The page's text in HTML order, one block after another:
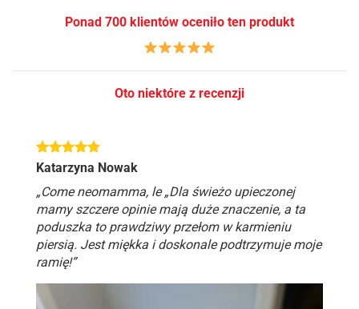
Ponad 700 klientów oceniło ten produkt
Oto niektóre z recenzji
Katarzyna Nowak
„Come neomamma, le „Dla świeżo upieczonej
mamy szczere opinie mają duże znaczenie, a ta
poduszka to prawdziwy przełom w karmieniu
piersią. Jest miękka i doskonale podtrzymuje moje
ramię!”